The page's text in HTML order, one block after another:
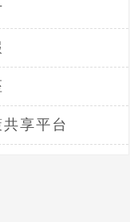
享平台